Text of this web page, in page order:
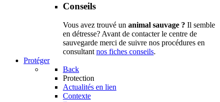
Conseils
Vous avez trouvé un animal sauvage ? Il semble
en détresse? Avant de contacter le centre de
sauvegarde merci de suivre nos procédures en
consultantnos fiches conseils.
Protéger
Back
Protection
Actualités en lien
Contexte